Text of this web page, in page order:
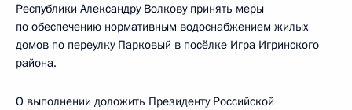
Республики Александру Волкову принять меры
по обеспечению нормативным водоснабжением жилых
домов по переулку Парковый в посёлке Игра Игринского
района.
О выполнении доложить Президенту Российской